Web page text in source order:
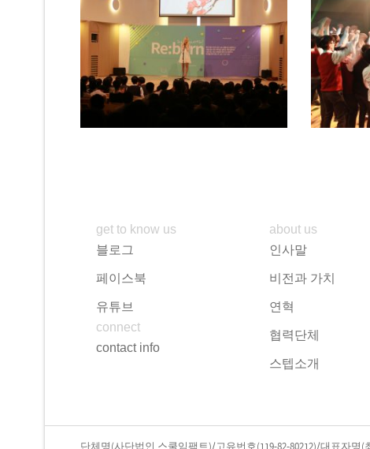
get to know us
블로그
페이스북
유튜브
connect
contact info
about us
인사말
비전과 가치
연혁
협력단체
스텝소개